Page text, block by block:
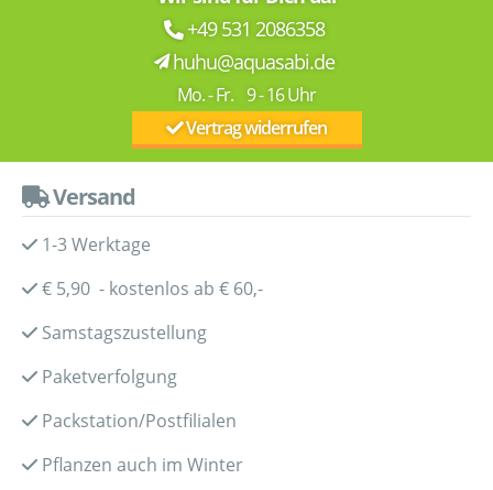
+49 531 2086358
huhu@aquasabi.de
Mo. - Fr. 9 - 16 Uhr
Vertrag widerrufen
Versand
1-3 Werktage
€ 5,90 - kostenlos ab € 60,-
Samstagszustellung
Paketverfolgung
Packstation/Postfilialen
Pflanzen auch im Winter